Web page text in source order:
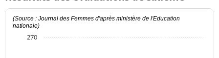
(Source : Journal des Femmes d'après ministère de l'Education
nationale)
270